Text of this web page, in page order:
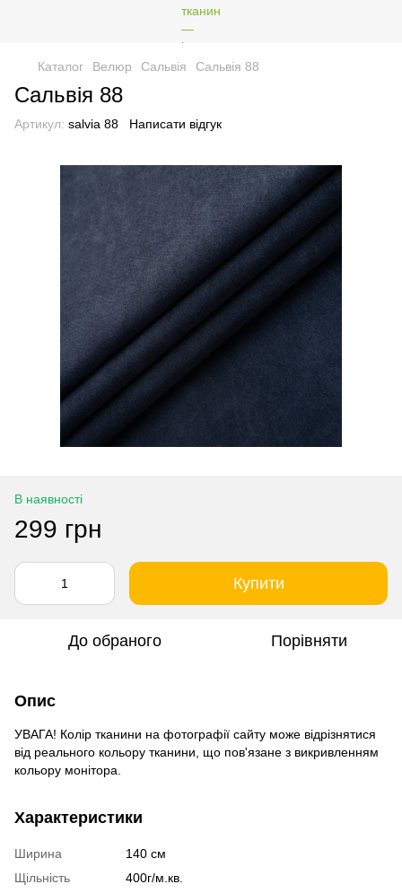
Каталог Велюр Сальвія Сальвія 88
Сальвія 88
Артикул: salvia 88 Написати відгук
В наявності
299 грн
Купити
До обраного Порівняти
Опис
УВАГА! Колір тканини на фотографії сайту може відрізнятися
від реального кольору тканини, що пов'язане з викривленням
кольору монітора.
Характеристики
Ширина
140 см
Щільність
400г/м.кв.